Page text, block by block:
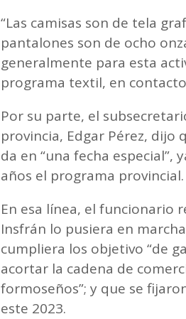
“Las camisas son de tela
pantalones son de ocho
generalmente para esta
programa textil, en contacto
Por su parte, el
provincia, Edgar Pérez, dijo
da en “una fecha
años el programa provincial.
En esa línea, el funcionario
Insfrán lo pusiera en
cumpliera los objetivo “de
acortar la cadena de
formoseños”; y que se
este 2023.